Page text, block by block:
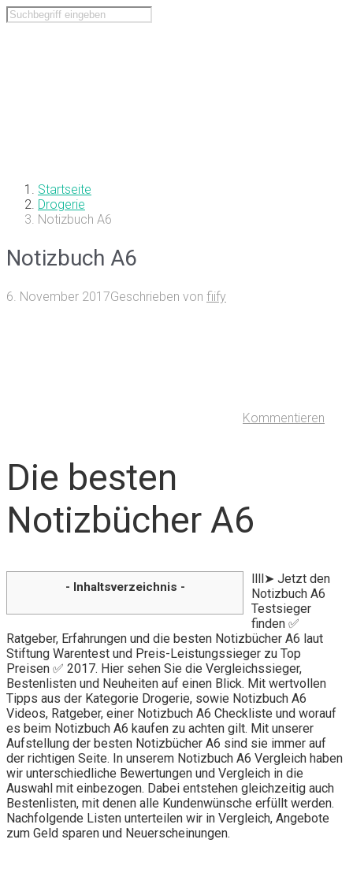
Startseite
Drogerie
Notizbuch A6
Notizbuch A6
6. November 2017Geschrieben von fiify
Kommentieren
Die besten
Notizbücher A6
- Inhaltsverzeichnis -
llll➤ Jetzt den
Notizbuch A6
Testsieger
finden ✅
Ratgeber, Erfahrungen und die besten Notizbücher A6 laut
Stiftung Warentest und Preis-Leistungssieger zu Top
Preisen ✅ 2017. Hier sehen Sie die Vergleichssieger,
Bestenlisten und Neuheiten auf einen Blick. Mit wertvollen
Tipps aus der Kategorie Drogerie, sowie Notizbuch A6
Videos, Ratgeber, einer Notizbuch A6 Checkliste und worauf
es beim Notizbuch A6 kaufen zu achten gilt. Mit unserer
Aufstellung der besten Notizbücher A6 sind sie immer auf
der richtigen Seite. In unserem Notizbuch A6 Vergleich haben
wir unterschiedliche Bewertungen und Vergleich in die
Auswahl mit einbezogen. Dabei entstehen gleichzeitig auch
Bestenlisten, mit denen alle Kundenwünsche erfüllt werden.
Nachfolgende Listen unterteilen wir in Vergleich, Angebote
zum Geld sparen und Neuerscheinungen.